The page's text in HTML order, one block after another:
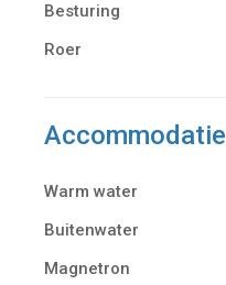
Besturing
Roer
Accommodatie
Warm water
Buitenwater
Magnetron